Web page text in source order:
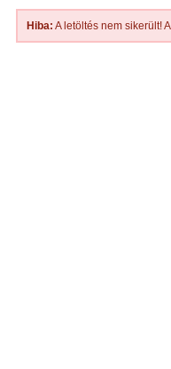
Hiba: A letöltés nem sikerült!